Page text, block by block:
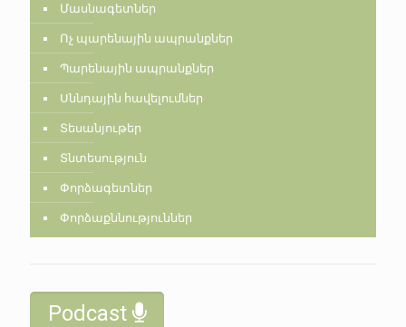
Մասնագետներ
Ոչ պարենային ապրանքներ
Պարենային ապրանքներ
Սննդային հավելումներ
Տեսանյութեր
Տնտեսություն
Փորձագետներ
Փորձաքննություններ
Podcast